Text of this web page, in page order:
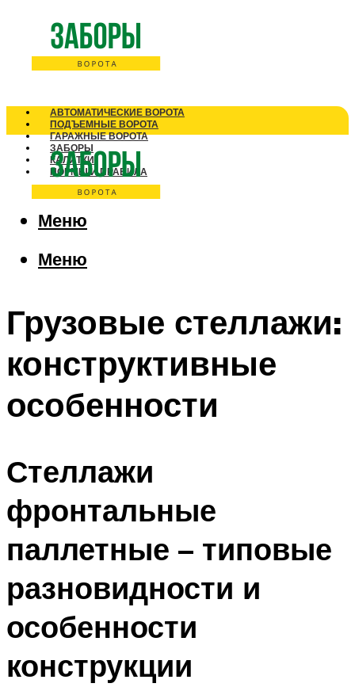
АВТОМАТИЧЕСКИЕ ВОРОТА
ПОДЪЕМНЫЕ ВОРОТА
ГАРАЖНЫЕ ВОРОТА
ЗАБОРЫ
КАЛИТКИ
НОРМЫ И ПРАВИЛА
Меню
Меню
Грузовые стеллажи:
конструктивные
особенности
Стеллажи
фронтальные
паллетные – типовые
разновидности и
особенности
конструкции